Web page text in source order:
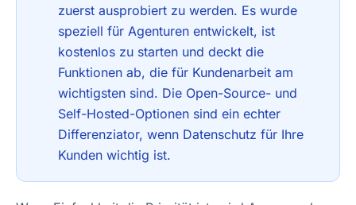
zuerst ausprobiert zu werden. Es wurde
speziell für Agenturen entwickelt, ist
kostenlos zu starten und deckt die
Funktionen ab, die für Kundenarbeit am
wichtigsten sind. Die Open-Source- und
Self-Hosted-Optionen sind ein echter
Differenziator, wenn Datenschutz für Ihre
Kunden wichtig ist.